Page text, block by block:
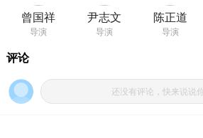
片，根据彭浩翔的畅
名小说改编。导演之
志伟的儿子。
曾国祥
导演
尹志文
导演
陈正道
导演